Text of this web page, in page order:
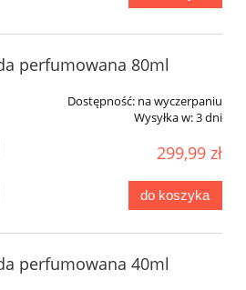
perfumowana 80ml
Dostępność: na wyczerpaniu
Wysyłka w:3 dni
299,99 zł
do koszyka
perfumowana 40ml